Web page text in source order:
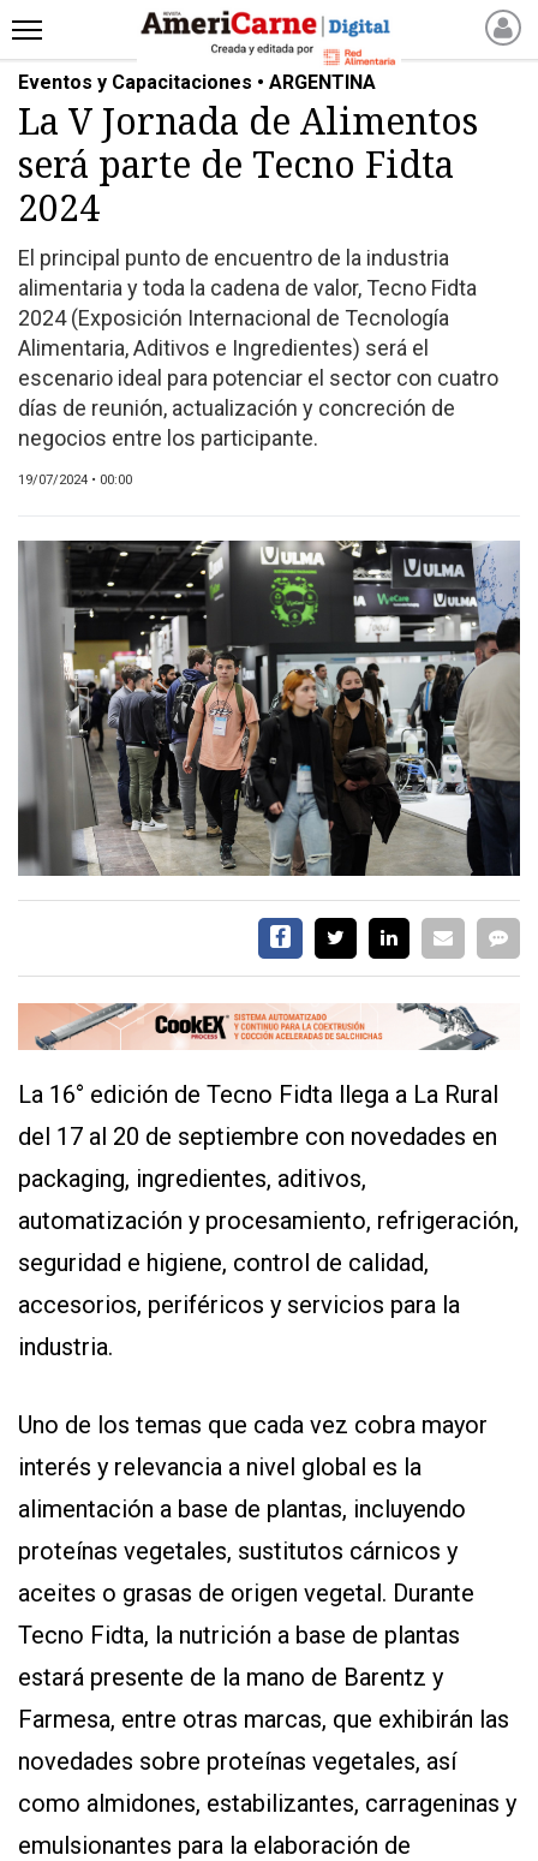
INICIO
NOTICIAS RECIENTES
NOTICIAS
ARTICULOS
PROCESO
PRODUCTO
NUEVOS PRODUCTOS
MARKETPLACE
REVISTAS
REVISTAS
CATÁLOGO DE CORTES
EVENTOS Y
CAPACITACIONES
DIRECTORIO
CALENDARIO
MEDIA KIT
TEMAS DESTACADOS
CARNE
FRIGORIFICO
VACAS
INVESTIGACIÓN
SERVICIOS
CONTÁCTENOS
AYUDA
TÉRMINOS
POLÍTICAS
PRIVACIDAD
DEL
QUIENES
Eventos y Capacitaciones • ARGENTINA
La V Jornada de Alimentos
será parte de Tecno Fidta
2024
El principal punto de encuentro de la industria
alimentaria y toda la cadena de valor, Tecno Fidta
2024 (Exposición Internacional de Tecnología
Alimentaria, Aditivos e Ingredientes) será el
escenario ideal para potenciar el sector con cuatro
días de reunión, actualización y concreción de
negocios entre los participante.
19/07/2024 • 00:00
La 16° edición de Tecno Fidta llega a La Rural
del 17 al 20 de septiembre con novedades en
packaging, ingredientes, aditivos,
automatización y procesamiento, refrigeración,
seguridad e higiene, control de calidad,
accesorios, periféricos y servicios para la
industria.
Uno de los temas que cada vez cobra mayor
interés y relevancia a nivel global es la
alimentación a base de plantas, incluyendo
proteínas vegetales, sustitutos cárnicos y
aceites o grasas de origen vegetal. Durante
Tecno Fidta, la nutrición a base de plantas
estará presente de la mano de Barentz y
Farmesa, entre otras marcas, que exhibirán las
novedades sobre proteínas vegetales, así
como almidones, estabilizantes, carrageninas y
emulsionantes para la elaboración de